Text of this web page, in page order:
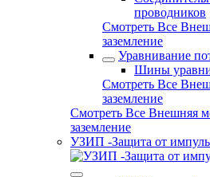
проводников
Смотреть Все
заземление
Уравнивание
Шины
Смотреть Все
заземление
Смотреть Все Внешняя
заземление
УЗИП -Защита от